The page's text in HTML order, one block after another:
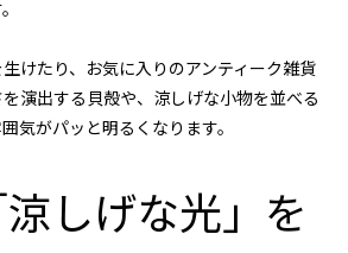
けたり、お気に入りのアンティーク雑貨
演出する貝殻や、涼しげな小物を並べる
気がパッと明るくなります。
しげな光」を